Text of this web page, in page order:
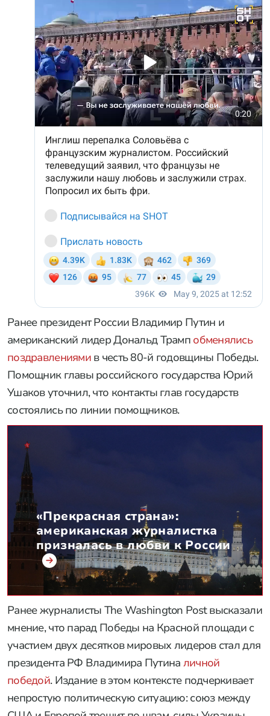
Ранее президент России Владимир Путин и
американский лидер Дональд Трамп обменялись
поздравлениямив честь 80-й годовщины Победы.
Помощник главы российского государства Юрий
Ушаков уточнил, что контакты глав государств
состоялись по линии помощников.
«Прекрасная страна»:
американская журналистка
призналась в любви к России
Ранее журналисты The Washington Post высказали
мнение, что парад Победы на Красной площади с
участием двух десятков мировых лидеров стал для
президента РФ Владимира Путина личной
победой. Издание в этом контексте подчеркивает
непростую политическую ситуацию: союз между